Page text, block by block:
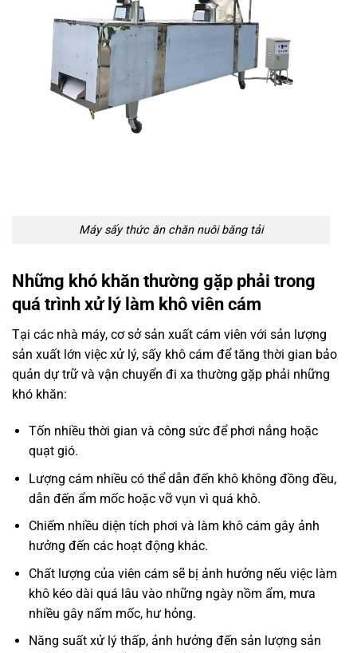
Máy sấy thức ăn chăn nuôi băng tải
Những khó khăn thường gặp phải trong
quá trình xử lý làm khô viên cám
Tại các nhà máy, cơ sở sản xuất cám viên với sản lượng
sản xuất lớn việc xử lý, sấy khô cám để tăng thời gian bảo
quản dự trữ và vận chuyển đi xa thường gặp phải những
khó khăn:
Tốn nhiều thời gian và công sức để phơi nắng hoặc
quạt gió.
Lượng cám nhiều có thể dẫn đến khô không đồng đều,
dẫn đến ẩm mốc hoặc vỡ vụn vì quá khô.
Chiếm nhiều diện tích phơi và làm khô cám gây ảnh
hưởng đến các hoạt động khác.
Chất lượng của viên cám sẽ bị ảnh hưởng nếu việc làm
khô kéo dài quá lâu vào những ngày nồm ẩm, mưa
nhiều gây nấm mốc, hư hỏng.
Năng suất xử lý thấp, ảnh hưởng đến sản lượng sản